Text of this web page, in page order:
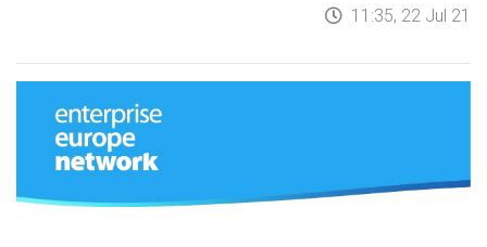
11:35, 22 Jul 21